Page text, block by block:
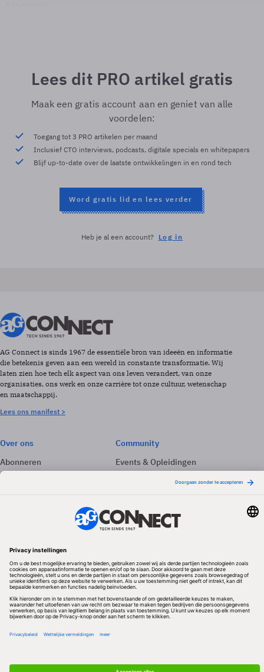
Lees dit PRO artikel gratis
Maak een gratis account aan en geniet van alle
voordelen:
Toegang tot 3 PRO artikelen per maand
Inclusief CTO interviews, podcasts, digitale specials en whitepapers
Blijf up-to-date over de laatste ontwikkelingen in en rond tech
Word gratis lid en lees verder
Heb je al een account? Log in
AG Connect is sinds 1967 de essentiële bron van ideeën en informatie
die betekenis geven aan een wereld in constante transformatie. Wij
laten zien hoe tech elk aspect van ons leven verandert, van onze
organisaties, ons werk en onze carrière tot onze cultuur, wetenschap
en maatschappij.
Lees ons manifest >
Over ons
Abonneren
Adverteren
Community
Events & Opleidingen
Volg ons
Redactionele partner
Algemene Voorwaarden & Copyrights